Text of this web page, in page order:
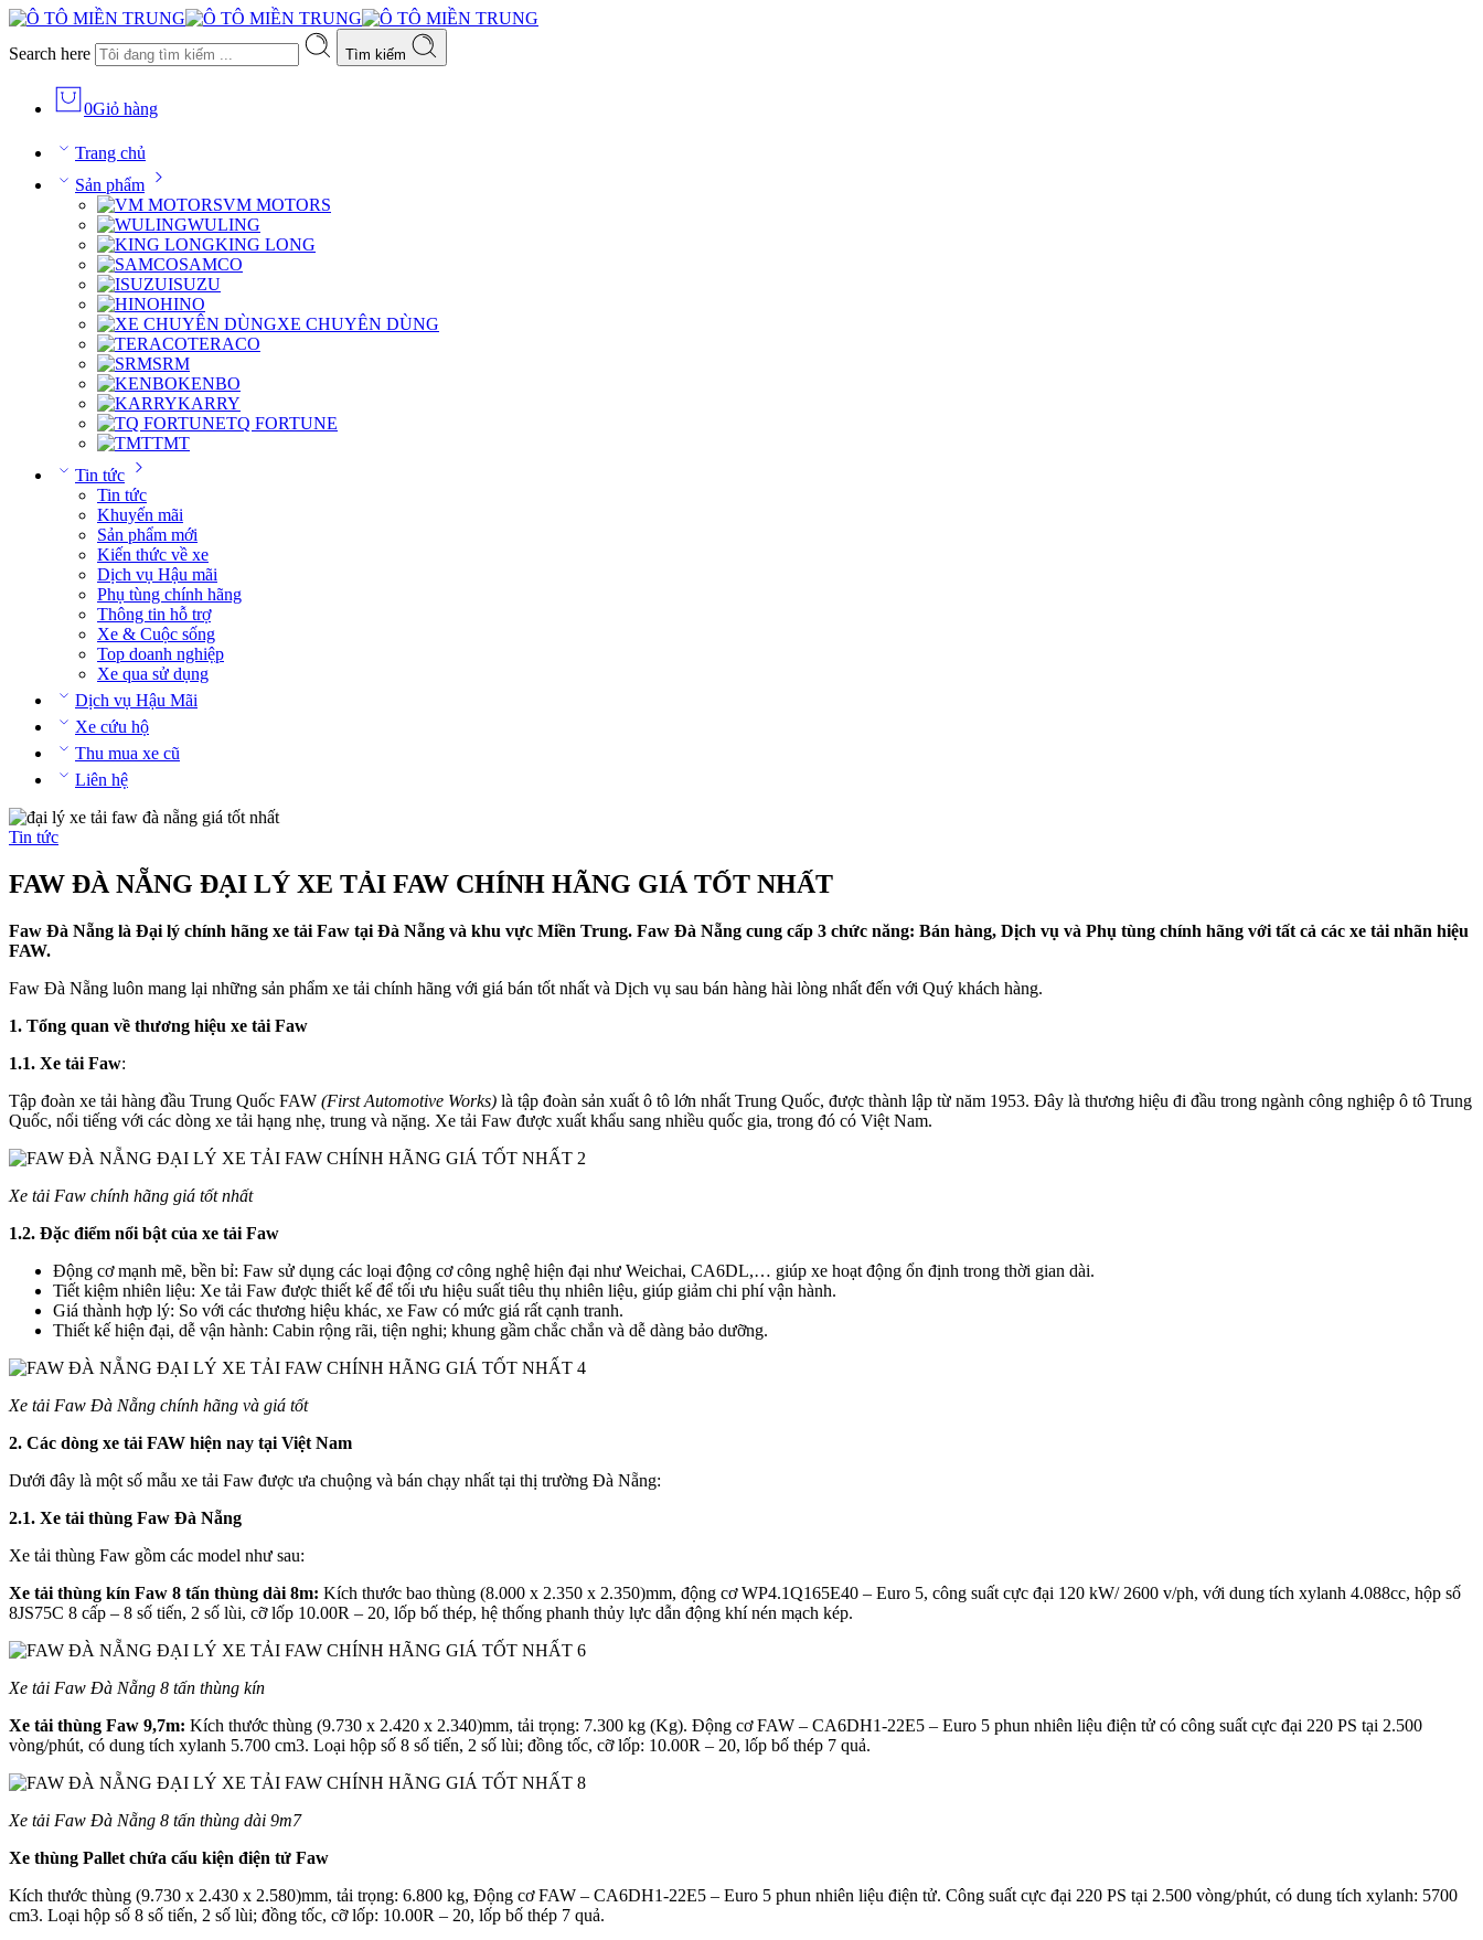
Search here Tìm kiếm
0Giỏ hàng
Trang chủ
Sản phẩm
VM MOTORS
WULING
KING LONG
SAMCO
ISUZU
HINO
XE CHUYÊN DÙNG
TERACO
SRM
KENBO
KARRY
TQ FORTUNE
TMT
Tin tức
Tin tức
Khuyến mãi
Sản phẩm mới
Kiến thức về xe
Dịch vụ Hậu mãi
Phụ tùng chính hãng
Thông tin hỗ trợ
Xe & Cuộc sống
Top doanh nghiệp
Xe qua sử dụng
Dịch vụ Hậu Mãi
Xe cứu hộ
Thu mua xe cũ
Liên hệ
Tin tức
FAW ĐÀ NẴNG ĐẠI LÝ XE TẢI FAW CHÍNH HÃNG GIÁ TỐT NHẤT
Faw Đà Nẵng là Đại lý chính hãng xe tải Faw tại Đà Nẵng và khu vực Miền Trung. Faw Đà Nẵng cung cấp 3 chức năng: Bán hàng, Dịch vụ và Phụ tùng chính hãng với tất cả các xe tải nhãn hiệu
FAW.
Faw Đà Nẵng luôn mang lại những sản phẩm xe tải chính hãng với giá bán tốt nhất và Dịch vụ sau bán hàng hài lòng nhất đến với Quý khách hàng.
1. Tổng quan về thương hiệu xe tải Faw
1.1. Xe tải Faw:
Tập đoàn xe tải hàng đầu Trung Quốc FAW (First Automotive Works) là tập đoàn sản xuất ô tô lớn nhất Trung Quốc, được thành lập từ năm 1953. Đây là thương hiệu đi đầu trong ngành công nghiệp ô tô Trung
Quốc, nổi tiếng với các dòng xe tải hạng nhẹ, trung và nặng. Xe tải Faw được xuất khẩu sang nhiều quốc gia, trong đó có Việt Nam.
Xe tải Faw chính hãng giá tốt nhất
1.2. Đặc điểm nổi bật của xe tải Faw
Động cơ mạnh mẽ, bền bỉ: Faw sử dụng các loại động cơ công nghệ hiện đại như Weichai, CA6DL,… giúp xe hoạt động ổn định trong thời gian dài.
Tiết kiệm nhiên liệu: Xe tải Faw được thiết kế để tối ưu hiệu suất tiêu thụ nhiên liệu, giúp giảm chi phí vận hành.
Giá thành hợp lý: So với các thương hiệu khác, xe Faw có mức giá rất cạnh tranh.
Thiết kế hiện đại, dễ vận hành: Cabin rộng rãi, tiện nghi; khung gầm chắc chắn và dễ dàng bảo dưỡng.
Xe tải Faw Đà Nẵng chính hãng và giá tốt
2. Các dòng xe tải FAW hiện nay tại Việt Nam
Dưới đây là một số mẫu xe tải Faw được ưa chuộng và bán chạy nhất tại thị trường Đà Nẵng:
2.1. Xe tải thùng Faw Đà Nẵng
Xe tải thùng Faw gồm các model như sau:
Xe tải thùng kín Faw 8 tấn thùng dài 8m: Kích thước bao thùng (8.000 x 2.350 x 2.350)mm, động cơ WP4.1Q165E40 – Euro 5, công suất cực đại 120 kW/ 2600 v/ph, với dung tích xylanh 4.088cc, hộp số
8JS75C 8 cấp – 8 số tiến, 2 số lùi, cỡ lốp 10.00R – 20, lốp bố thép, hệ thống phanh thủy lực dẫn động khí nén mạch kép.
Xe tải Faw Đà Nẵng 8 tấn thùng kín
Xe tải thùng Faw 9,7m: Kích thước thùng (9.730 x 2.420 x 2.340)mm, tải trọng: 7.300 kg (Kg). Động cơ FAW – CA6DH1-22E5 – Euro 5 phun nhiên liệu điện tử có công suất cực đại 220 PS tại 2.500
vòng/phút, có dung tích xylanh 5.700 cm3. Loại hộp số 8 số tiến, 2 số lùi; đồng tốc, cỡ lốp: 10.00R – 20, lốp bố thép 7 quả.
Xe tải Faw Đà Nẵng 8 tấn thùng dài 9m7
Xe thùng Pallet chứa cấu kiện điện tử Faw
Kích thước thùng (9.730 x 2.430 x 2.580)mm, tải trọng: 6.800 kg, Động cơ FAW – CA6DH1-22E5 – Euro 5 phun nhiên liệu điện tử. Công suất cực đại 220 PS tại 2.500 vòng/phút, có dung tích xylanh: 5700
cm3. Loại hộp số 8 số tiến, 2 số lùi; đồng tốc, cỡ lốp: 10.00R – 20, lốp bố thép 7 quả.